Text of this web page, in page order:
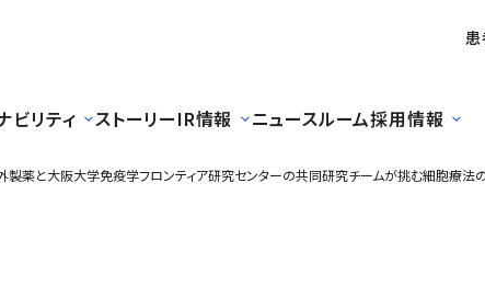
患
ビリティ ストーリーIR情報 ニュースルーム採用情報
外製薬と大阪大学免疫学フロンティア研究センターの共同研究チームが挑む細胞療法